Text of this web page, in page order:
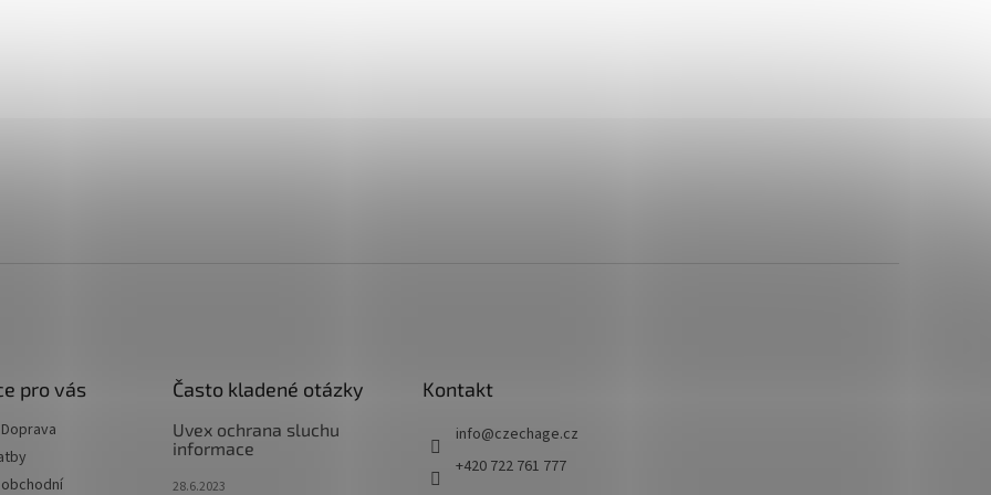
pro vás Často kladené otázky
Uvex ochrana sluchu
informace
28.6.2023
Kontakt
info@czechage.cz
+420 722 761 777